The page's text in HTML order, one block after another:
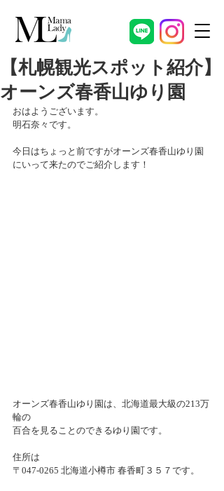
【札幌観光スポット紹介】
オーンズ春香山ゆり園
おはようございます。
明石奈々です。
今日はちょっと前ですがオーンズ春香山ゆり園
にいって来たのでご紹介します！
オーンズ春香山ゆり園は、北海道最大級の213万
輪の
百合を見ることのできるゆり園です。
住所は
〒047-0265 北海道小樽市 春香町３５７です。